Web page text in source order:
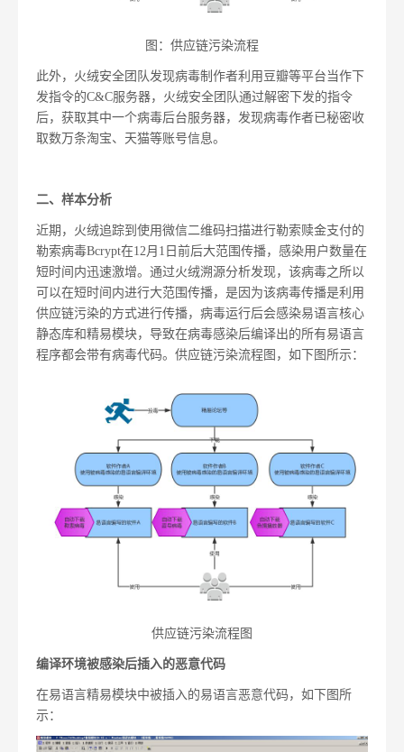
图：供应链污染流程
此外，火绒安全团队发现病毒制作者利用豆瓣等平台当作下
发指令的C&C服务器，火绒安全团队通过解密下发的指令
后，获取其中一个病毒后台服务器，发现病毒作者已秘密收
取数万条淘宝、天猫等账号信息。
二、样本分析
近期，火绒追踪到使用微信二维码扫描进行勒索赎金支付的
勒索病毒Bcrypt在12月1日前后大范围传播，感染用户数量在
短时间内迅速激增。通过火绒溯源分析发现，该病毒之所以
可以在短时间内进行大范围传播，是因为该病毒传播是利用
供应链污染的方式进行传播，病毒运行后会感染易语言核心
静态库和精易模块，导致在病毒感染后编译出的所有易语言
程序都会带有病毒代码。供应链污染流程图，如下图所示：
供应链污染流程图
编译环境被感染后插入的恶意代码
在易语言精易模块中被插入的易语言恶意代码，如下图所
示：